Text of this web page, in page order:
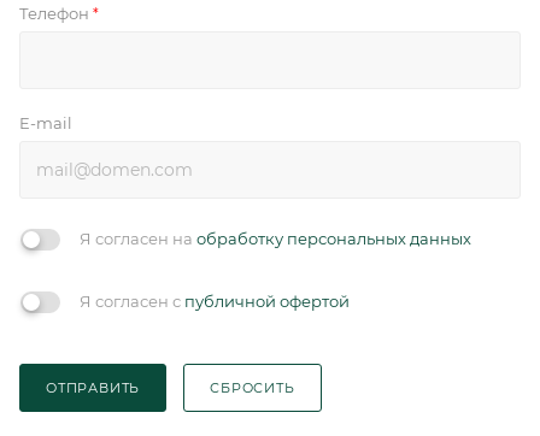
Телефон *
E-mail
Я согласен на обработку персональных данных
Я согласен с публичной офертой
ОТПРАВИТЬ СБРОСИТЬ